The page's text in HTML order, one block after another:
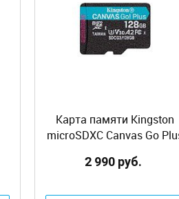
Карта памяти Kingston
microSDXC Canvas Go
(170/90 MB/s)
2 990 руб.